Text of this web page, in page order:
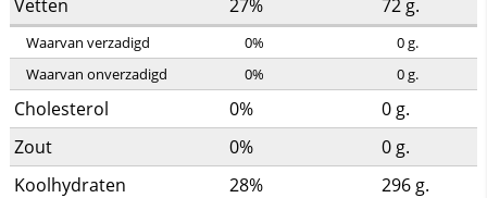
Vetten 27% 72 g.
Waarvan verzadigd 0% 0g.
Waarvan onverzadigd
0% 0g.
Cholesterol 0% 0 g.
Zout
0% 0 g.
Koolhydraten
28% 296 g.